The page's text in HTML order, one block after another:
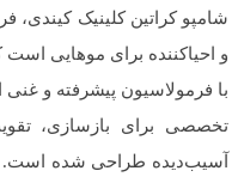
شامپو کراتین کلینیک کیندی،
و احیاکننده برای موهایی است
با فرمولاسیون پیشرفته و غنی
تخصصی برای بازسازی،
آسیب‌دیده طراحی شده است.